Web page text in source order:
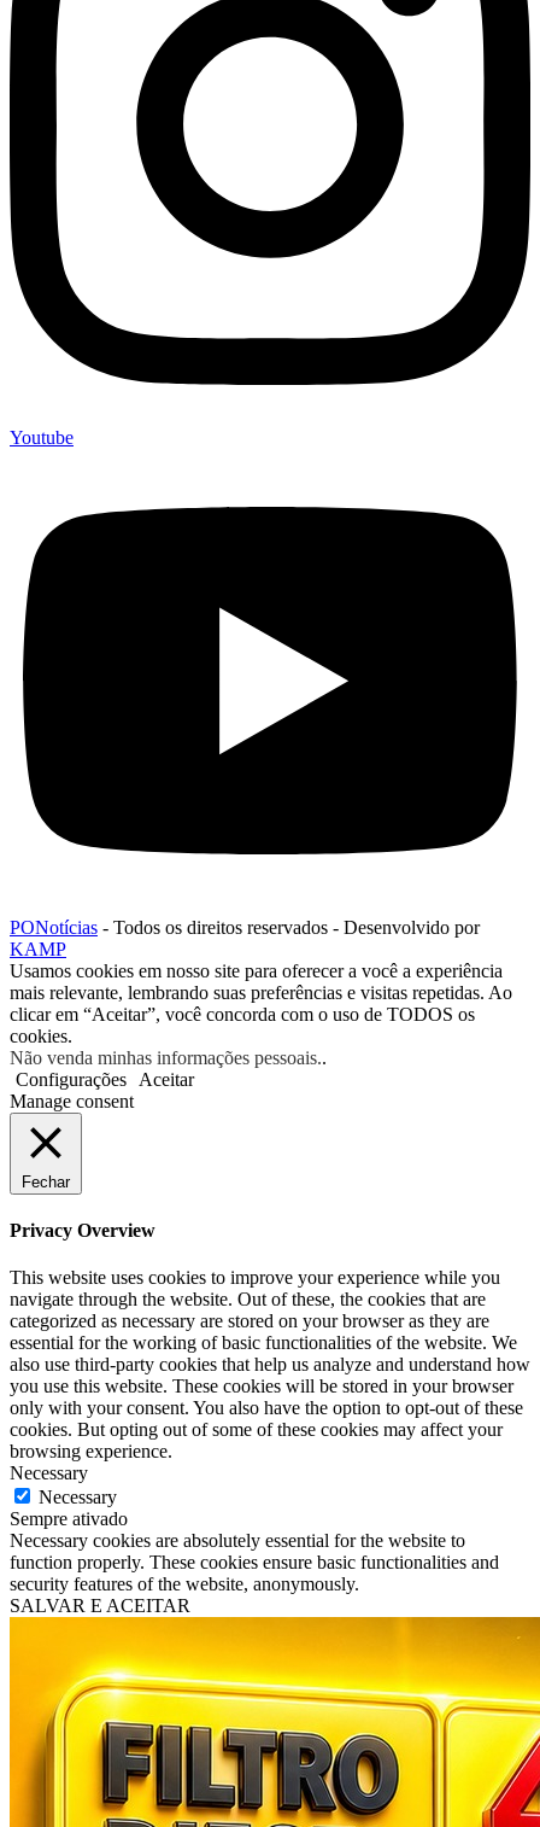
Youtube
PONotícias - Todos os direitos reservados - Desenvolvido por
KAMP
Usamos cookies em nosso site para oferecer a você a experiência
mais relevante, lembrando suas preferências e visitas repetidas. Ao
clicar em “Aceitar”, você concorda com o uso de TODOS os
cookies.
Não venda minhas informações pessoais..
Configurações
Aceitar
Manage consent
Fechar
Privacy Overview
This website uses cookies to improve your experience while you
navigate through the website. Out of these, the cookies that are
categorized as necessary are stored on your browser as they are
essential for the working of basic functionalities of the website. We
also use third-party cookies that help us analyze and understand how
you use this website. These cookies will be stored in your browser
only with your consent. You also have the option to opt-out of these
cookies. But opting out of some of these cookies may affect your
browsing experience.
Necessary
Necessary
Sempre ativado
Necessary cookies are absolutely essential for the website to
function properly. These cookies ensure basic functionalities and
security features of the website, anonymously.
SALVAR E ACEITAR